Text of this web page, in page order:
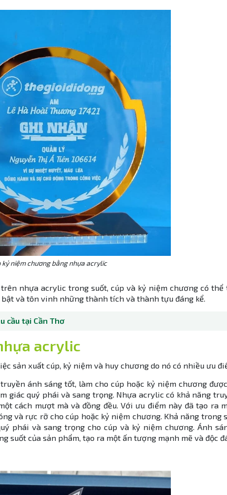
kỷ niệm chương bằng nhựa acrylic
nhựa acrylic trong suốt, cúp và kỷ niệm chương có
và tôn vinh những thành tích và thành tựu đáng kể.
cầu tại Cần Thơ
acrylic
sản xuất cúp, kỷ niệm và huy chương do nó có nhiều ưu
ánh sáng tốt, làm cho cúp hoặc kỷ niệm chương
giác quý phái và sang trọng. Nhựa acrylic có khả năng
cách mượt mà và đồng đều. Với ưu điểm này đã tạo ra
và rực rỡ cho cúp hoặc kỷ niệm chương. Khả năng trong
phái và sang trọng cho cúp và kỷ niệm chương. Ánh
suốt của sản phẩm, tạo ra một ấn tượng mạnh mẽ và độc